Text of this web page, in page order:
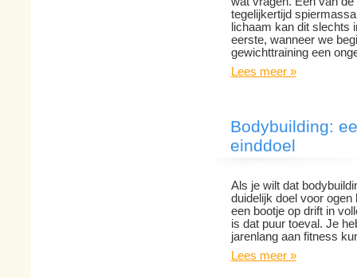
tegelijkertijd
lichaam kan dit slechts
eerste, wanneer we
gewichttraining een
Lees meer »
Bodybuilding:
einddoel
Als je wilt dat
duidelijk doel voor ogen
een bootje op drift in
is dat puur toeval. Je
jarenlang aan fitness
Lees meer »